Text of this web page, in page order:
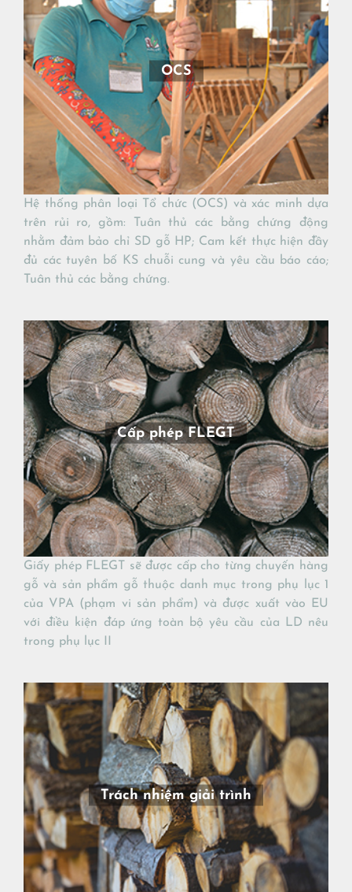
OCS
Hệ thống phân loại Tổ chức (OCS) và xác minh dựa
trên rủi ro, gồm: Tuân thủ các bằng chứng động
nhằm đảm bảo chỉ SD gỗ HP; Cam kết thực hiện đầy
đủ các tuyên bố KS chuỗi cung và yêu cầu báo cáo;
Tuân thủ các bằng chứng.
Cấp phép FLEGT
Giấy phép FLEGT sẽ được cấp cho từng chuyến hàng
gỗ và sản phẩm gỗ thuộc danh mục trong phụ lục 1
của VPA (phạm vi sản phẩm) và được xuất vào EU
với điều kiện đáp ứng toàn bộ yêu cầu của LD nêu
trong phụ lục II
Trách nhiệm giải trình